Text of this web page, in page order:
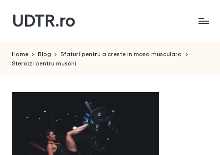
Skip
content
UDTR.ro
te
Home Blog
Sfaturi pentru a creste in masa musculara
Steroizi pentru muschi